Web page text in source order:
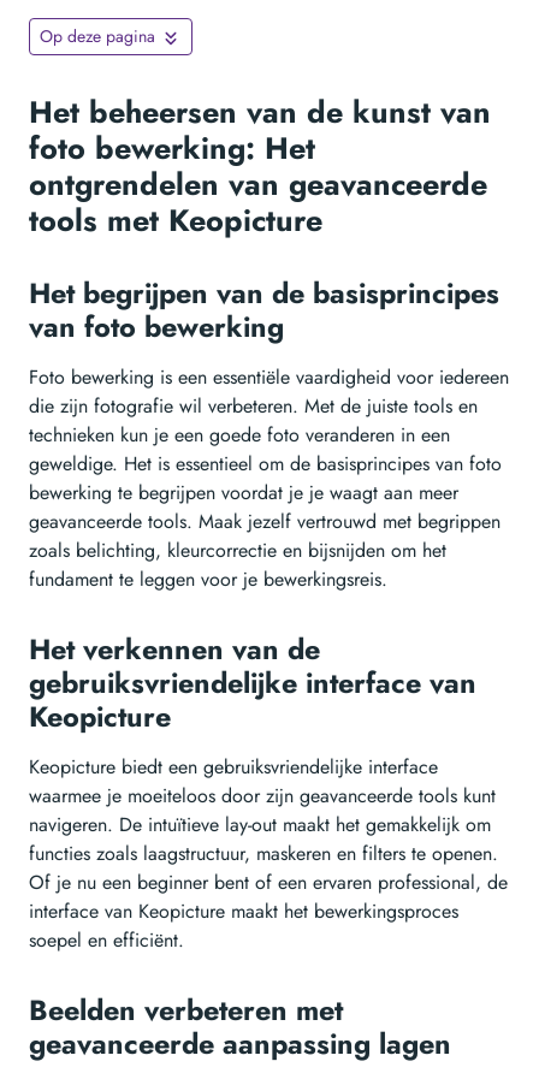
Op deze pagina
Het beheersen van de kunst van
foto bewerking: Het
ontgrendelen van geavanceerde
tools met Keopicture
Het begrijpen van de basisprincipes
van foto bewerking
Foto bewerking is een essentiële vaardigheid voor iedereen
die zijn fotografie wil verbeteren. Met de juiste tools en
technieken kun je een goede foto veranderen in een
geweldige. Het is essentieel om de basisprincipes van foto
bewerking te begrijpen voordat je je waagt aan meer
geavanceerde tools. Maak jezelf vertrouwd met begrippen
zoals belichting, kleurcorrectie en bijsnijden om het
fundament te leggen voor je bewerkingsreis.
Het verkennen van de
gebruiksvriendelijke interface van
Keopicture
Keopicture biedt een gebruiksvriendelijke interface
waarmee je moeiteloos door zijn geavanceerde tools kunt
navigeren. De intuïtieve lay-out maakt het gemakkelijk om
functies zoals laagstructuur, maskeren en filters te openen.
Of je nu een beginner bent of een ervaren professional, de
interface van Keopicture maakt het bewerkingsproces
soepel en efficiënt.
Beelden verbeteren met
geavanceerde aanpassing lagen